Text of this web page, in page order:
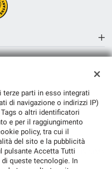
TORNA IN CIMA
parti in esso integrati
di navigazione o indirizzi IP)
o altri identificatori
e per il raggiungimento
policy, tra cui il
del sito e la pubblicità
pulsante Accetta Tutti
queste tecnologie. In